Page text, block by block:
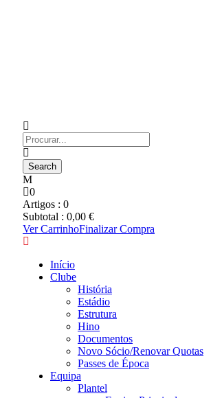
0
Artigos : 0
Subtotal : 0,00 €
Ver CarrinhoFinalizar Compra
Início
Clube
História
Estádio
Estrutura
Hino
Documentos
Novo Sócio/Renovar Quotas
Passes de Época
Equipa
Plantel